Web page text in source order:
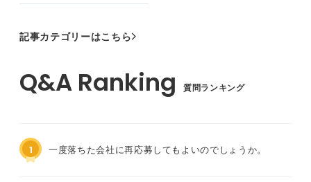
記事カテゴリーはこちら
質問ランキング
1 一度落ちた会社に再応募してもよいのでしょうか。